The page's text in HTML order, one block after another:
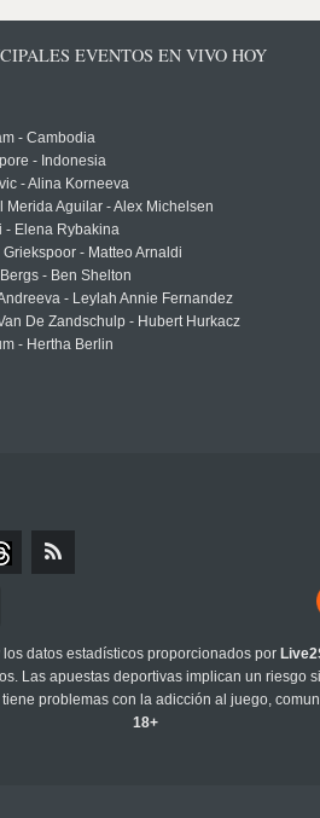
EVENTOS EN VIVO HOY
- Cambodia
- Indonesia
- Alina Korneeva
Merida Aguilar - Alex Michelsen
- Elena Rybakina
Griekspoor - Matteo Arnaldi
- Ben Shelton
- Leylah Annie Fernandez
De Zandschulp - Hubert Hurkacz
- Hertha Berlin
datos estadísticos proporcionados por
Las apuestas deportivas implican un riesgo
problemas con la adicción al juego,
18+